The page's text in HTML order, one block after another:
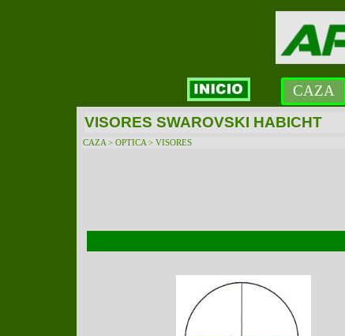
CAZA
VISORES SWAROVSKI HABICHT
CAZA > OPTICA > VISORES